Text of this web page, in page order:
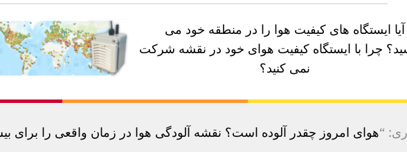
آیا ایستگاه های کیفیت هوا را در منطقه خود می
چرا با ایستگاه کیفیت هوای خود در نقشه شرکت
نمی کنید؟
“هوای امروز چقدر آلوده است؟ نقشه آلودگی هوا در زمان واقعی را برای بیش از 100 کشور